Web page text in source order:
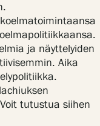
ja näyttelyiden
Aika
tutustua siihen